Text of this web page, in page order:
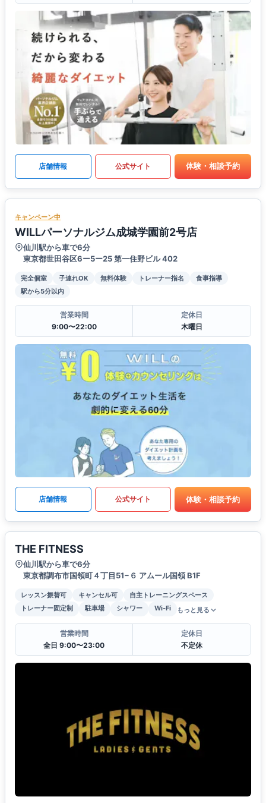
店舗情報 公式サイト 体験・相談予約
キャンペーン中
WILLパーソナルジム成城学園前2号店
仙川駅から車で6分
東京都世田谷区6ー5ー25 第一住野ビル 402
完全個室 子連れOK 無料体験 トレーナー指名
食事指導
駅から5分以内
営業時間
9:00〜22:00
定休日
木曜日
店舗情報 公式サイト 体験・相談予約
THE FITNESS
仙川駅から車で6分
東京都調布市国領町４丁目51−６ アムール国領 B1F
レッスン振替可 キャンセル可
自主トレーニングスペース
トレーナー固定制
駐車場 シャワー Wi-Fi もっと見る
営業時間
全日 9:00〜23:00
定休日
不定休